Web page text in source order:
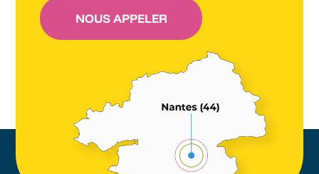
NOUS APPELER